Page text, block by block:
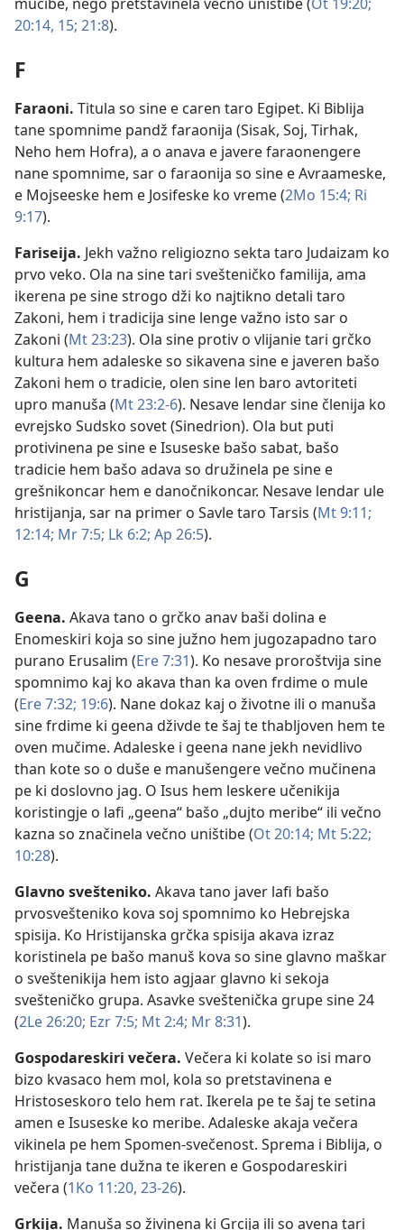
20:14, 15; 21:8).
F
Faraoni. Titula so sine e caren taro Egipet. Ki Biblija
tane spomnime pandž faraonija (Sisak, Soj, Tirhak,
Neho hem Hofra), a o anava e javere faraonengere
nane spomnime, sar o faraonija so sine e Avraameske,
e Mojseeske hem e Josifeske ko vreme (2Mo 15:4; Ri
9:17).
Fariseija. Jekh važno religiozno sekta taro Judaizam ko
prvo veko. Ola na sine tari svešteničko familija, ama
ikerena pe sine strogo dži ko najtikno detali taro
Zakoni, hem i tradicija sine lenge važno isto sar o
Zakoni (Mt 23:23). Ola sine protiv o vlijanie tari grčko
kultura hem adaleske so sikavena sine e javeren bašo
Zakoni hem o tradicie, olen sine len baro avtoriteti
upro manuša (Mt 23:2-6). Nesave lendar sine členija ko
evrejsko Sudsko sovet (Sinedrion). Ola but puti
protivinena pe sine e Isuseske bašo sabat, bašo
tradicie hem bašo adava so družinela pe sine e
grešnikoncar hem e danočnikoncar. Nesave lendar ule
hristijanja, sar na primer o Savle taro Tarsis (Mt 9:11;
12:14; Mr 7:5; Lk 6:2; Ap 26:5).
G
Geena. Akava tano o grčko anav baši dolina e
Enomeskiri koja so sine južno hem jugozapadno taro
purano Erusalim (Ere 7:31). Ko nesave proroštvija sine
spomnimo kaj ko akava than ka oven frdime o mule
(Ere 7:32; 19:6). Nane dokaz kaj o životne ili o manuša
sine frdime ki geena dživde te šaj te thabljoven hem te
oven mučime. Adaleske i geena nane jekh nevidlivo
than kote so o duše e manušengere večno mučinena
pe ki doslovno jag. O Isus hem leskere učenikija
koristingje o lafi „geena“ bašo „dujto meribe“ ili večno
kazna so značinela večno uništibe (Ot 20:14; Mt 5:22;
10:28).
Glavno svešteniko. Akava tano javer lafi bašo
prvosvešteniko kova soj spomnimo ko Hebrejska
spisija. Ko Hristijanska grčka spisija akava izraz
koristinela pe bašo manuš kova so sine glavno maškar
o sveštenikija hem isto agjaar glavno ki sekoja
svešteničko grupa. Asavke sveštenička grupe sine 24
(2Le 26:20; Ezr 7:5; Mt 2:4; Mr 8:31).
Gospodareskiri večera. Večera ki kolate so isi maro
bizo kvasaco hem mol, kola so pretstavinena e
Hristoseskoro telo hem rat. Ikerela pe te šaj te setina
amen e Isuseske ko meribe. Adaleske akaja večera
vikinela pe hem Spomen-svečenost. Sprema i Biblija, o
hristijanja tane dužna te ikeren e Gospodareskiri
večera (1Ko 11:20, 23-26).
Grkija. Manuša so živinena ki Grcija ili so avena tari